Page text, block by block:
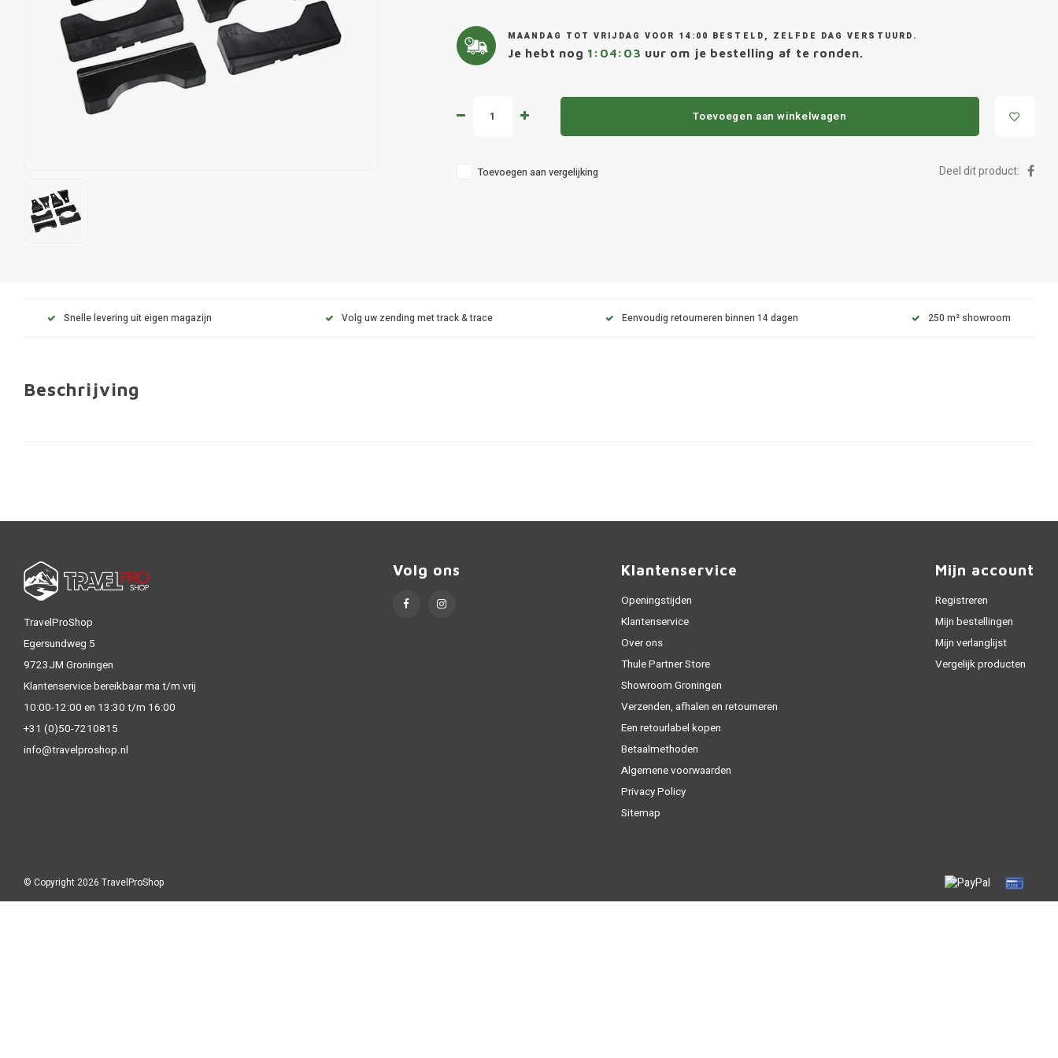
MAANDAG TOT VRIJDAG VOOR 14:00 BESTELD, ZELFDE DAG VERSTUURD.
Je hebt nog 1:04:02 uur om je bestelling af te ronden.
Toevoegen aan winkelwagen
Toevoegen aan vergelijking Deel dit product:
Snelle levering uit eigen magazijn Volg uw zending met track & trace Eenvoudig retourneren binnen 14 dagen 250 m² showroom
Beschrijving
TravelProShop
Egersundweg 5
9723JM Groningen
Klantenservice bereikbaar ma t/m vrij
10:00-12:00 en 13:30 t/m 16:00
+31 (0)50-7210815
info@travelproshop.nl
Volg ons Klantenservice
Openingstijden
Klantenservice
Over ons
Thule Partner Store
Showroom Groningen
Verzenden, afhalen en retourneren
Een retourlabel kopen
Betaalmethoden
Algemene voorwaarden
Privacy Policy
Sitemap
Mijn account
Registreren
Mijn bestellingen
Mijn verlanglijst
Vergelijk producten
© Copyright 2026 TravelProShop